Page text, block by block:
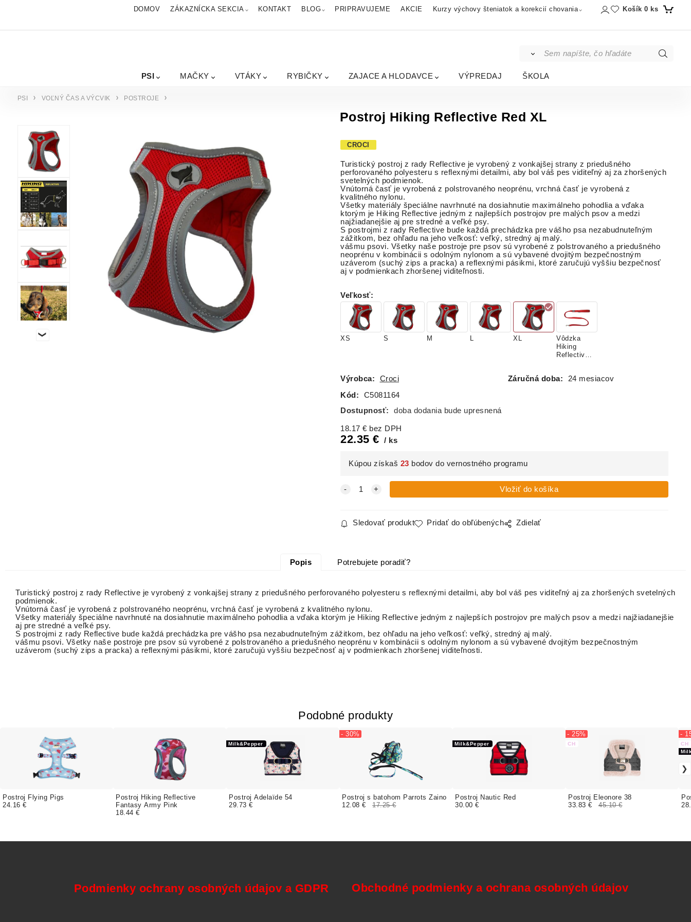
DOMOV ZÁKAZNÍCKA SEKCIA KONTAKT BLOG PRIPRAVUJEME AKCIE Kurzy výchovy šteniatok a korekcií chovania Košík 0 ks
PSI MAČKY VTÁKY RYBIČKY ZAJACE A HLODAVCE VÝPREDAJ ŠKOLA
PSI VOĽNÝ ČAS A VÝCVIK POSTROJE
Postroj Hiking Reflective Red XL
CROCI
Turistický postroj z rady Reflective je vyrobený z vonkajšej strany z priedušného
perforovaného polyesteru s reflexnými detailmi, aby bol váš pes viditeľný aj za zhoršených
svetelných podmienok.
Vnútorná časť je vyrobená z polstrovaného neoprénu, vrchná časť je vyrobená z
kvalitného nylonu.
Všetky materiály špeciálne navrhnuté na dosiahnutie maximálneho pohodlia a vďaka
ktorým je Hiking Reflective jedným z najlepších postrojov pre malých psov a medzi
najžiadanejšie aj pre stredné a veľké psy.
S postrojmi z rady Reflective bude každá prechádzka pre vášho psa nezabudnuteľným
zážitkom, bez ohľadu na jeho veľkosť: veľký, stredný aj malý.
vášmu psovi. Všetky naše postroje pre psov sú vyrobené z polstrovaného a priedušného
neoprénu v kombinácii s odolným nylonom a sú vybavené dvojitým bezpečnostným
uzáverom (suchý zips a pracka) a reflexnými pásikmi, ktoré zaručujú vyššiu bezpečnosť
aj v podmienkach zhoršenej viditeľnosti.
Veľkosť:
XS S M L XL
Vôdzka
Hiking
Reflective
Výrobca: Croci Záručná doba:
24 mesiacov
Kód:
C5081164
Dostupnosť:
doba dodania bude upresnená
18.17 € bez DPH
22.35 € ks
Kúpou získaš 23 bodov do vernostného programu
Sledovať produkt Pridať do obľúbených Zdielať
Popis Potrebujete poradiť?
Turistický postroj z rady Reflective je vyrobený z vonkajšej strany z priedušného perforovaného polyesteru s reflexnými detailmi, aby bol váš pes viditeľný aj za zhoršených svetelných
podmienok.
Vnútorná časť je vyrobená z polstrovaného neoprénu, vrchná časť je vyrobená z kvalitného nylonu.
Všetky materiály špeciálne navrhnuté na dosiahnutie maximálneho pohodlia a vďaka ktorým je Hiking Reflective jedným z najlepších postrojov pre malých psov a medzi najžiadanejšie
aj pre stredné a veľké psy.
S postrojmi z rady Reflective bude každá prechádzka pre vášho psa nezabudnuteľným zážitkom, bez ohľadu na jeho veľkosť: veľký, stredný aj malý.
vášmu psovi. Všetky naše postroje pre psov sú vyrobené z polstrovaného a priedušného neoprénu v kombinácii s odolným nylonom a sú vybavené dvojitým bezpečnostným
uzáverom (suchý zips a pracka) a reflexnými pásikmi, ktoré zaručujú vyššiu bezpečnosť aj v podmienkach zhoršenej viditeľnosti.
Podobné produkty
Postroj Flying Pigs
24.16 €
Postroj Hiking Reflective
Fantasy Army Pink
18.44 €
Postroj Adelaïde 54
Milk&Pepper
29.73 €
Postroj s batohom Parrots Zaino
- 30%
12.08 € 17.25 €
Postroj Nautic Red
Milk&Pepper
30.00 €
Postroj Eleonore 38
CH
- 25%
33.83 € 45.10 €
CH
-
Podmienky ochrany osobných údajov a GDPR Obchodné podmienky a ochrana osobných údajov